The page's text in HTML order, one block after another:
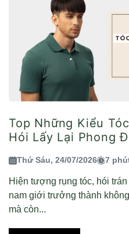
Top Những Kiểu
Hói Lấy Lại Phong
Thứ Sáu, 24/07/2026 7
Hiện tượng rụng tóc, hói
nam giới trưởng thành
mà còn...